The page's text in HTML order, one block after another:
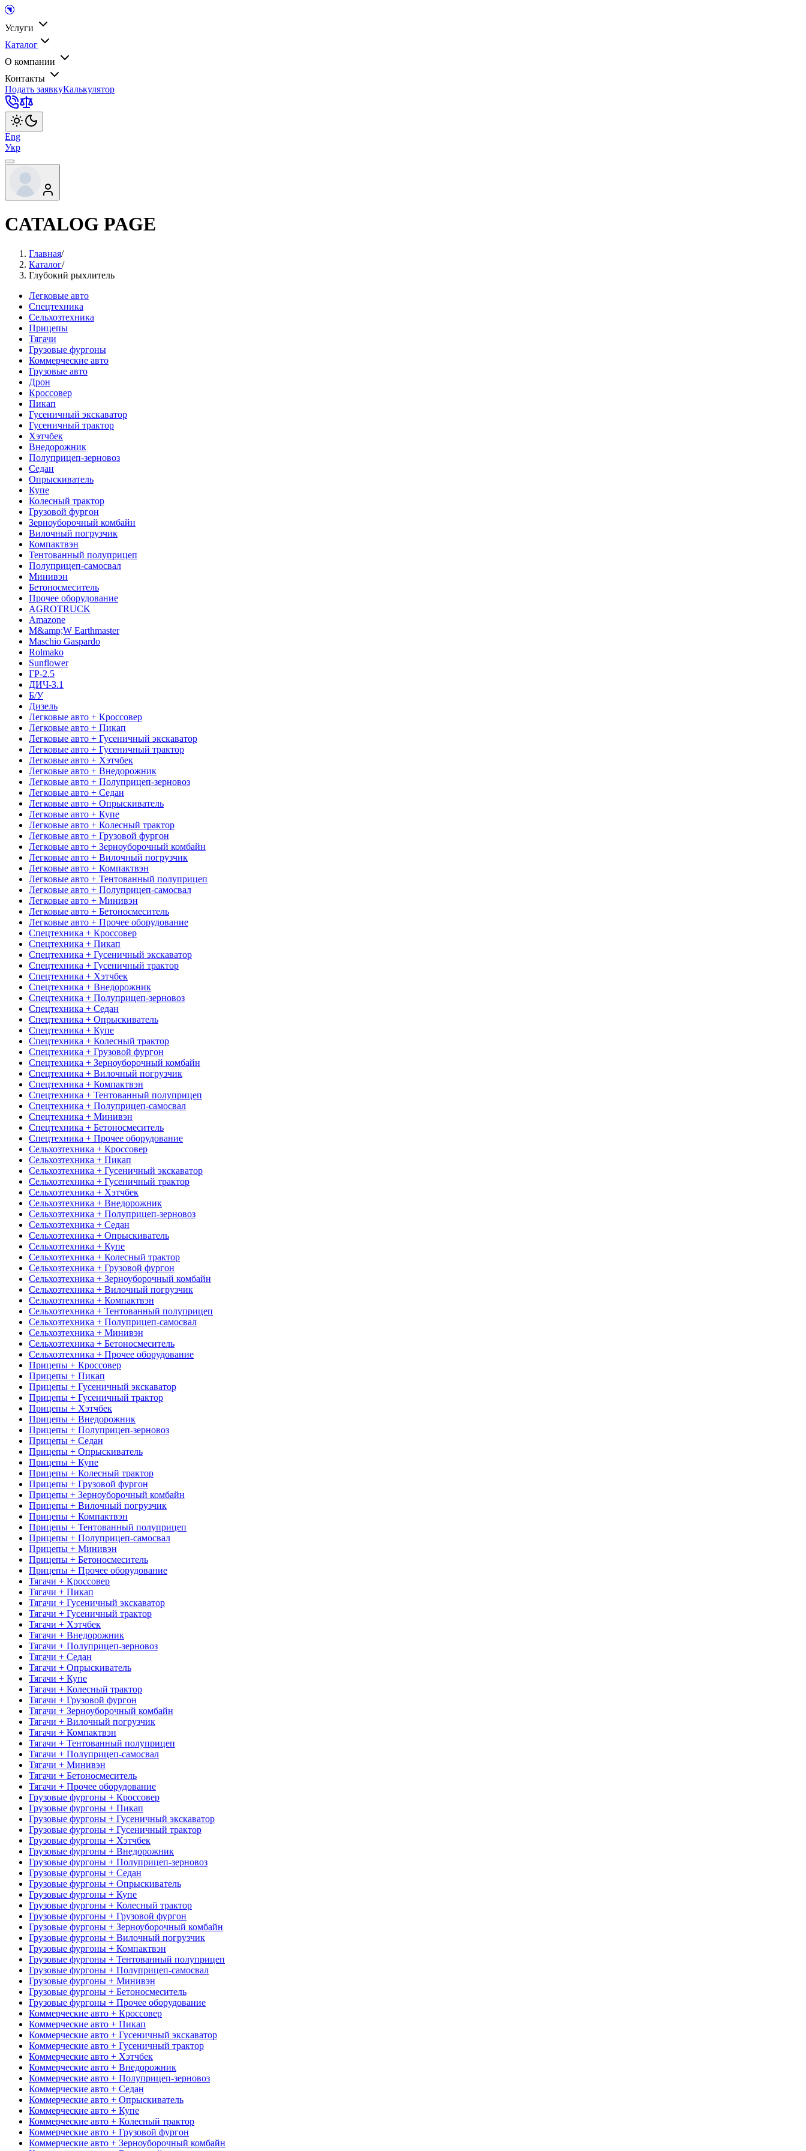
Услуги
Каталог
О компании
Контакты
Подать заявкуКалькулятор
Eng
Укр
CATALOG PAGE
Главная/
Каталог/
Глубокий рыхлитель
Легковые авто
Спецтехника
Сельхозтехника
Прицепы
Тягачи
Грузовые фургоны
Коммерческие авто
Грузовые авто
Дрон
Кроссовер
Пикап
Гусеничный экскаватор
Гусеничный трактор
Хэтчбек
Внедорожник
Полуприцеп-зерновоз
Седан
Опрыскиватель
Купе
Колесный трактор
Грузовой фургон
Зерноуборочный комбайн
Вилочный погрузчик
Компактвэн
Тентованный полуприцеп
Полуприцеп-самосвал
Минивэн
Бетоносмеситель
Прочее оборудование
AGROTRUCK
Amazone
M&amp;W Earthmaster
Maschio Gaspardo
Rolmako
Sunflower
ГР-2.5
ДИЧ-3.1
Б/У
Дизель
Легковые авто + Кроссовер
Легковые авто + Пикап
Легковые авто + Гусеничный экскаватор
Легковые авто + Гусеничный трактор
Легковые авто + Хэтчбек
Легковые авто + Внедорожник
Легковые авто + Полуприцеп-зерновоз
Легковые авто + Седан
Легковые авто + Опрыскиватель
Легковые авто + Купе
Легковые авто + Колесный трактор
Легковые авто + Грузовой фургон
Легковые авто + Зерноуборочный комбайн
Легковые авто + Вилочный погрузчик
Легковые авто + Компактвэн
Легковые авто + Тентованный полуприцеп
Легковые авто + Полуприцеп-самосвал
Легковые авто + Минивэн
Легковые авто + Бетоносмеситель
Легковые авто + Прочее оборудование
Спецтехника + Кроссовер
Спецтехника + Пикап
Спецтехника + Гусеничный экскаватор
Спецтехника + Гусеничный трактор
Спецтехника + Хэтчбек
Спецтехника + Внедорожник
Спецтехника + Полуприцеп-зерновоз
Спецтехника + Седан
Спецтехника + Опрыскиватель
Спецтехника + Купе
Спецтехника + Колесный трактор
Спецтехника + Грузовой фургон
Спецтехника + Зерноуборочный комбайн
Спецтехника + Вилочный погрузчик
Спецтехника + Компактвэн
Спецтехника + Тентованный полуприцеп
Спецтехника + Полуприцеп-самосвал
Спецтехника + Минивэн
Спецтехника + Бетоносмеситель
Спецтехника + Прочее оборудование
Сельхозтехника + Кроссовер
Сельхозтехника + Пикап
Сельхозтехника + Гусеничный экскаватор
Сельхозтехника + Гусеничный трактор
Сельхозтехника + Хэтчбек
Сельхозтехника + Внедорожник
Сельхозтехника + Полуприцеп-зерновоз
Сельхозтехника + Седан
Сельхозтехника + Опрыскиватель
Сельхозтехника + Купе
Сельхозтехника + Колесный трактор
Сельхозтехника + Грузовой фургон
Сельхозтехника + Зерноуборочный комбайн
Сельхозтехника + Вилочный погрузчик
Сельхозтехника + Компактвэн
Сельхозтехника + Тентованный полуприцеп
Сельхозтехника + Полуприцеп-самосвал
Сельхозтехника + Минивэн
Сельхозтехника + Бетоносмеситель
Сельхозтехника + Прочее оборудование
Прицепы + Кроссовер
Прицепы + Пикап
Прицепы + Гусеничный экскаватор
Прицепы + Гусеничный трактор
Прицепы + Хэтчбек
Прицепы + Внедорожник
Прицепы + Полуприцеп-зерновоз
Прицепы + Седан
Прицепы + Опрыскиватель
Прицепы + Купе
Прицепы + Колесный трактор
Прицепы + Грузовой фургон
Прицепы + Зерноуборочный комбайн
Прицепы + Вилочный погрузчик
Прицепы + Компактвэн
Прицепы + Тентованный полуприцеп
Прицепы + Полуприцеп-самосвал
Прицепы + Минивэн
Прицепы + Бетоносмеситель
Прицепы + Прочее оборудование
Тягачи + Кроссовер
Тягачи + Пикап
Тягачи + Гусеничный экскаватор
Тягачи + Гусеничный трактор
Тягачи + Хэтчбек
Тягачи + Внедорожник
Тягачи + Полуприцеп-зерновоз
Тягачи + Седан
Тягачи + Опрыскиватель
Тягачи + Купе
Тягачи + Колесный трактор
Тягачи + Грузовой фургон
Тягачи + Зерноуборочный комбайн
Тягачи + Вилочный погрузчик
Тягачи + Компактвэн
Тягачи + Тентованный полуприцеп
Тягачи + Полуприцеп-самосвал
Тягачи + Минивэн
Тягачи + Бетоносмеситель
Тягачи + Прочее оборудование
Грузовые фургоны + Кроссовер
Грузовые фургоны + Пикап
Грузовые фургоны + Гусеничный экскаватор
Грузовые фургоны + Гусеничный трактор
Грузовые фургоны + Хэтчбек
Грузовые фургоны + Внедорожник
Грузовые фургоны + Полуприцеп-зерновоз
Грузовые фургоны + Седан
Грузовые фургоны + Опрыскиватель
Грузовые фургоны + Купе
Грузовые фургоны + Колесный трактор
Грузовые фургоны + Грузовой фургон
Грузовые фургоны + Зерноуборочный комбайн
Грузовые фургоны + Вилочный погрузчик
Грузовые фургоны + Компактвэн
Грузовые фургоны + Тентованный полуприцеп
Грузовые фургоны + Полуприцеп-самосвал
Грузовые фургоны + Минивэн
Грузовые фургоны + Бетоносмеситель
Грузовые фургоны + Прочее оборудование
Коммерческие авто + Кроссовер
Коммерческие авто + Пикап
Коммерческие авто + Гусеничный экскаватор
Коммерческие авто + Гусеничный трактор
Коммерческие авто + Хэтчбек
Коммерческие авто + Внедорожник
Коммерческие авто + Полуприцеп-зерновоз
Коммерческие авто + Седан
Коммерческие авто + Опрыскиватель
Коммерческие авто + Купе
Коммерческие авто + Колесный трактор
Коммерческие авто + Грузовой фургон
Коммерческие авто + Зерноуборочный комбайн